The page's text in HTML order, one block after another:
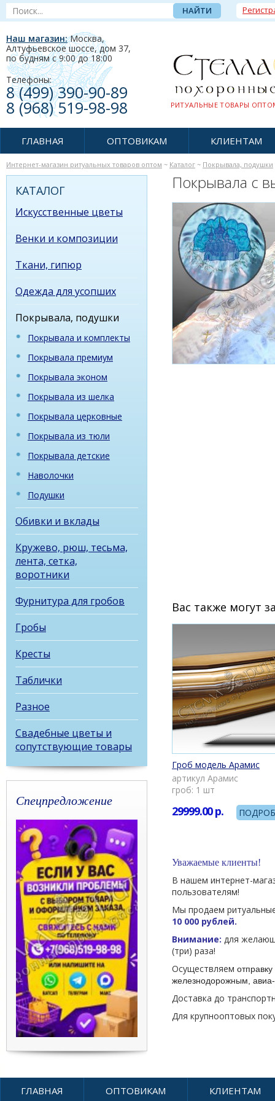
РИТУАЛЬНЫЕ ТОВАРЫ
Наш магазин:Москва,
Алтуфьевское шоссе, дом 37,
по будням c 9:00 до 18:00
Телефоны:
8 (499) 390-90-89
8 (968) 519-98-98
ГЛАВНАЯ ОПТОВИКАМ КЛИЕНТАМ
Интернет-магазин ритуальных товаров оптом ~ Каталог ~ Покрывала, подушки
КАТАЛОГ
Искусственные цветы
Венки и композиции
Ткани, гипюр
Одежда для усопших
Покрывала, подушки
Покрывала и комплекты
Покрывала премиум
Покрывала эконом
Покрывала из шелка
Покрывала церковные
Покрывала из тюли
Покрывала детские
Наволочки
Подушки
Обивки и вклады
Кружево, рюш, тесьма,
лента, сетка,
воротники
Фурнитура для гробов
Гробы
Кресты
Таблички
Разное
Свадебные цветы и
сопутствующие товары
Спецпредложение
Покрывала с
Вас также могут
Гроб модель Арамис
артикул Арамис
гроб: 1 шт
29999.00р.
Уважаемые клиенты!
В нашем интернет-
пользователям!
Мы продаем
10 000 рублей.
Внимание: для
(три) раза!
Осуществляем
железнодорожным,
Доставка до
Для крупнооптовых
ГЛАВНАЯ ОПТОВИКАМ КЛИЕНТАМ